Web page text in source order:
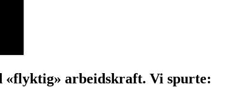
«flyktig» arbeidskraft. Vi spurte: